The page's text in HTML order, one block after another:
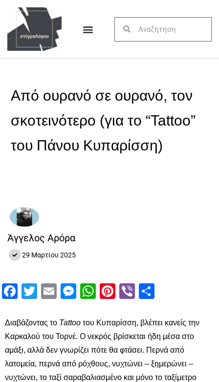
Από ουρανό σε ουρανό, τον
σκοτεινότερο (για το “Tattoo”
του Πάνου Κυπαρίσση)
Άγγελος Αρόρα
29 Μαρτίου 2025
Facebook
Twitter
EmailMessenger
WhatsApp
Pinterest
Viber
Διαβάζοντας το Tattoo του Κυπαρίσση, βλέπει κανείς την
Καρκαλού του Τορνέ. Ο νεκρός βρίσκεται ήδη μέσα στο
αμάξι, αλλά δεν γνωρίζει πότε θα φτάσει. Περνά από
λατομεία, περνά από ρόχθους, νυχτώνει – ξημερώνει –
νυχτώνει, το ταξί σαραβαλιασμένο και μόνο το ταξίμετρο